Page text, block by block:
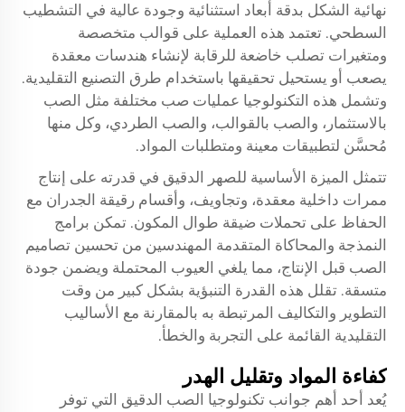
نهائية الشكل بدقة أبعاد استثنائية وجودة عالية في التشطيب
السطحي. تعتمد هذه العملية على قوالب متخصصة
ومتغيرات تصلب خاضعة للرقابة لإنشاء هندسات معقدة
يصعب أو يستحيل تحقيقها باستخدام طرق التصنيع التقليدية.
وتشمل هذه التكنولوجيا عمليات صب مختلفة مثل الصب
بالاستثمار، والصب بالقوالب، والصب الطردي، وكل منها
مُحسَّن لتطبيقات معينة ومتطلبات المواد.
تتمثل الميزة الأساسية للصهر الدقيق في قدرته على إنتاج
ممرات داخلية معقدة، وتجاويف، وأقسام رقيقة الجدران مع
الحفاظ على تحملات ضيقة طوال المكون. تمكن برامج
النمذجة والمحاكاة المتقدمة المهندسين من تحسين تصاميم
الصب قبل الإنتاج، مما يلغي العيوب المحتملة ويضمن جودة
متسقة. تقلل هذه القدرة التنبؤية بشكل كبير من وقت
التطوير والتكاليف المرتبطة به بالمقارنة مع الأساليب
التقليدية القائمة على التجربة والخطأ.
كفاءة المواد وتقليل الهدر
يُعد أحد أهم جوانب تكنولوجيا الصب الدقيق التي توفر